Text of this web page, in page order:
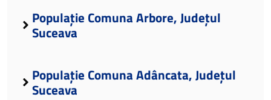
Populație Comuna Arbore, Județul
Suceava
Populație Comuna Adâncata, Județul
Suceava